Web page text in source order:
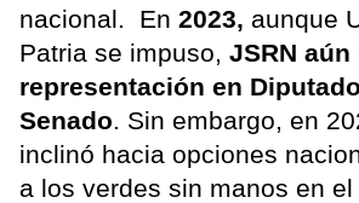
nacional. En 2023, aunque
Patria se impuso, JSRN
representación en
Senado. Sin embargo, en
inclinó hacia opciones
a los verdes sin manos en